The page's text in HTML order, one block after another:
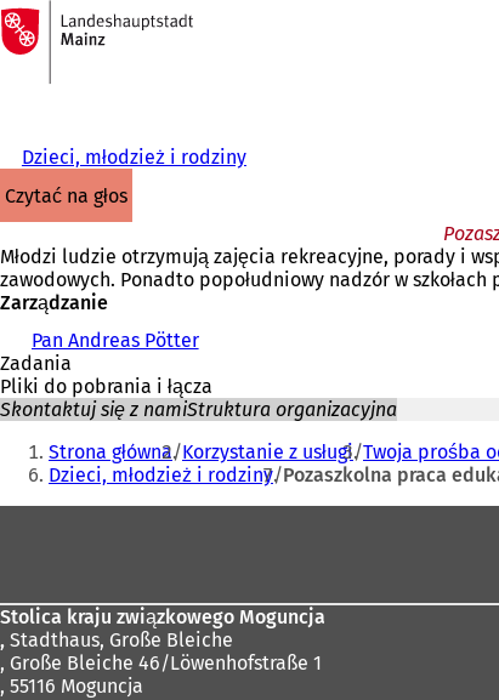
Przejdź do treści
Do
strony
głównej
Dzieci, młodzież i rodziny
czytać na głos
Młodzi ludzie otrzymują zajęcia rekreacyjne, porady i
zawodowych. Ponadto popołudniowy nadzór w
Zarządzanie
Pan Andreas Pötter
Zadania
Pliki do pobrania i łącza
Skontaktuj się z namiStruktura organizacyjna
Jesteś
tutaj:
Strona główna Korzystanie z usługi Twoja prośba
Dzieci, młodzież i rodziny Pozaszkolna praca
Stolica kraju związkowego Moguncja
, Stadthaus, Große Bleiche
, Große Bleiche 46/Löwenhofstraße 1
, 55116 Moguncja